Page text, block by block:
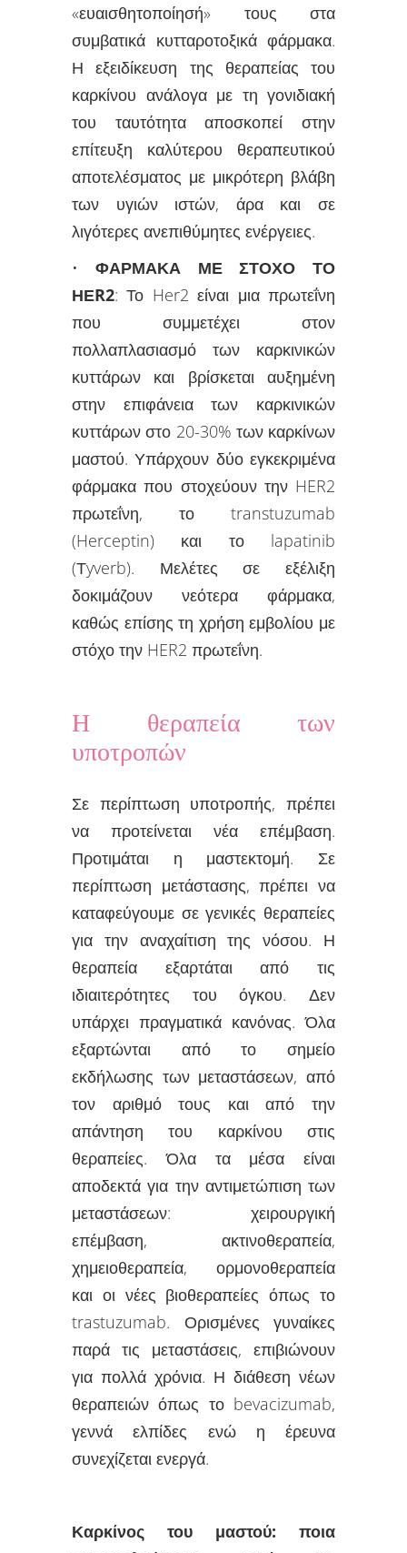
«ευαισθητοποίησή» τους στα
συμβατικά κυτταροτοξικά φάρμακα.
Η εξειδίκευση της θεραπείας του
καρκίνου ανάλογα με τη γονιδιακή
του ταυτότητα αποσκοπεί στην
επίτευξη καλύτερου θεραπευτικού
αποτελέσματος με μικρότερη βλάβη
των υγιών ιστών, άρα και σε
λιγότερες ανεπιθύμητες ενέργειες.
• ΦΑΡΜΑΚΑ ΜΕ ΣΤΟΧΟ ΤΟ
ΗΕR2: Το Her2 είναι μια πρωτεΐνη
που συμμετέχει στον
πολλαπλασιασμό των καρκινικών
κυττάρων και βρίσκεται αυξημένη
στην επιφάνεια των καρκινικών
κυττάρων στο 20-30% των καρκίνων
μαστού. Υπάρχουν δύο εγκεκριμένα
φάρμακα που στοχεύουν την HER2
πρωτεΐνη, το transtuzumab
(Herceptin) και το lapatinib
(Τyverb). Μελέτες σε εξέλιξη
δοκιμάζουν νεότερα φάρμακα,
καθώς επίσης τη χρήση εμβολίου με
στόχο την HER2 πρωτεΐνη.
Η θεραπεία των
υποτροπών
Σε περίπτωση υποτροπής, πρέπει
να προτείνεται νέα επέμβαση.
Προτιμάται η μαστεκτομή. Σε
περίπτωση μετάστασης, πρέπει να
καταφεύγουμε σε γενικές θεραπείες
για την αναχαίτιση της νόσου. Η
θεραπεία εξαρτάται από τις
ιδιαιτερότητες του όγκου. Δεν
υπάρχει πραγματικά κανόνας. Όλα
εξαρτώνται από το σημείο
εκδήλωσης των μεταστάσεων, από
τον αριθμό τους και από την
απάντηση του καρκίνου στις
θεραπείες. Όλα τα μέσα είναι
αποδεκτά για την αντιμετώπιση των
μεταστάσεων: χειρουργική
επέμβαση, ακτινοθεραπεία,
χημειοθεραπεία, ορμονοθεραπεία
και οι νέες βιοθεραπείες όπως το
trastuzumab. Ορισμένες γυναίκες
παρά τις μεταστάσεις, επιβιώνουν
για πολλά χρόνια. Η διάθεση νέων
θεραπειών όπως το bevacizumab,
γεννά ελπίδες ενώ η έρευνα
συνεχίζεται ενεργά.
Καρκίνος του μαστού: ποια